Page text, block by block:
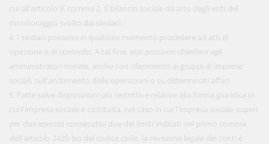
cui all'articolo 9, comma 2. Il bilancio sociale dà atto degli esiti del
monitoraggio svolto dai sindaci.
4. I sindaci possono in qualsiasi momento procedere ad atti di
ispezione e di controllo. A tal fine, essi possono chiedere agli
amministratori notizie, anche con riferimento ai gruppi di imprese
sociali, sull'andamento delle operazioni o su determinati affari.
5. Fatte salve disposizioni più restrittive relative alla forma giuridica in
cui l'impresa sociale è costituita, nel caso in cui l'impresa sociale superi
per due esercizi consecutivi due dei limiti indicati nel primo comma
dell'articolo 2435-bis del codice civile, la revisione legale dei conti è